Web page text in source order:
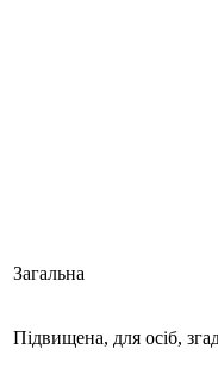
Загальна
Підвищена, для осіб,